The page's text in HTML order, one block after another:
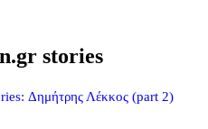
stories
Δημήτρης Λέκκος (part 2)